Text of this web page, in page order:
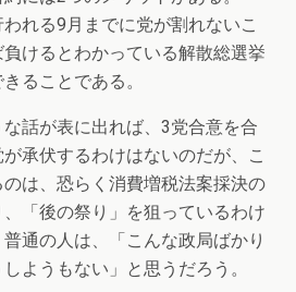
れる9月までに党が割れないこ
けるとわかっている解散総選挙
ることである。
話が表に出れば、3党合意を合
承伏するわけはないのだが、こ
は、恐らく消費増税法案採決の
「後の祭り」を狙っているわけ
通の人は、「こんな政局ばかり
ようもない」と思うだろう。